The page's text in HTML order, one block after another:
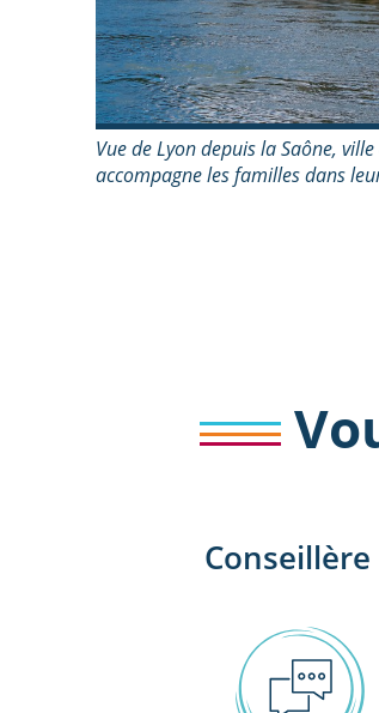
Vue de Lyon depuis la Saône,
accompagne les familles dans